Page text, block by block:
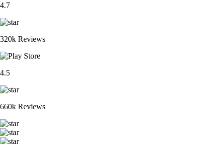
4.7
320k Reviews
4.5
660k Reviews